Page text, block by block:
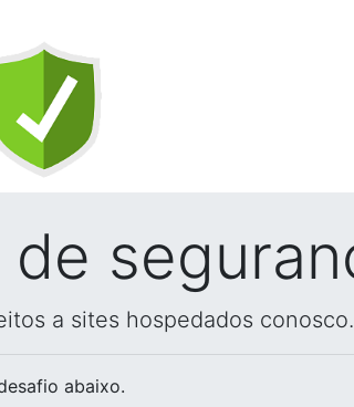
a sites hospedados conosco.
abaixo.